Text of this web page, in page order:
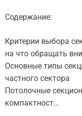
Содержание:
Критерии выбора
на что обращать
Основные типы
частного сектора
Потолочные
компактност…